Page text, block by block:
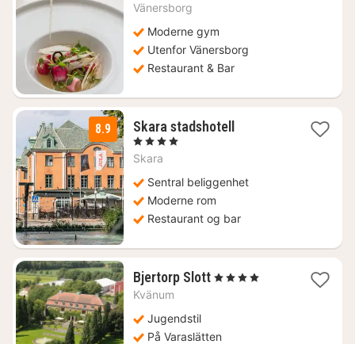
Vänersborg
Moderne gym
Utenfor Vänersborg
Restaurant & Bar
8.9 Skara stadshotell 2
kr.
, 4 Stjerner
Skara
Sentral beliggenhet
Moderne rom
Restaurant og bar
Bjertorp Slott1
kr.
, 4 Stjerner
Kvänum
Jugendstil
På Varaslätten